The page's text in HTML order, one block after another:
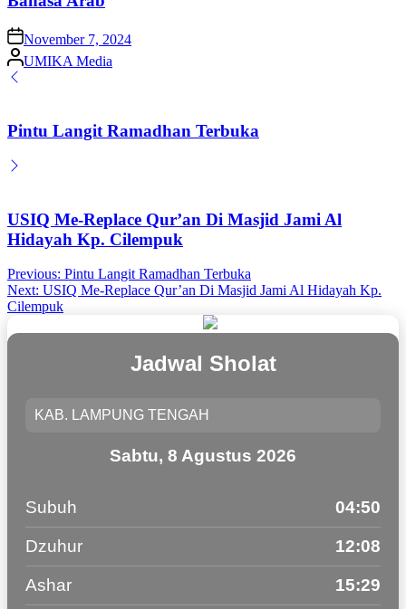
onNovember 7, 2024
Posted
by
UMIKA Media
Pintu Langit Ramadhan Terbuka
USIQ Me-Replace Qur’an Di Masjid Jami Al
Hidayah Kp. Cilempuk
Post
navigation
Previous: Pintu Langit Ramadhan Terbuka
Next: USIQ Me-Replace Qur’an Di Masjid Jami Al Hidayah Kp.
Cilempuk
Jadwal Sholat
Sabtu, 8 Agustus 2026
Subuh 04:50
Dzuhur 12:08
Ashar 15:29